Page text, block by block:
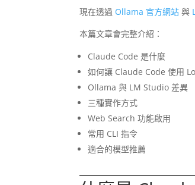
現在透過 Ollama 官方網站 與
本篇文章會完整介紹：
Claude Code 是什麼
如何讓 Claude Code 使用
Ollama 與 LM Studio 差異
三種實作方式
Web Search 功能啟用
常用 CLI 指令
適合的模型推薦